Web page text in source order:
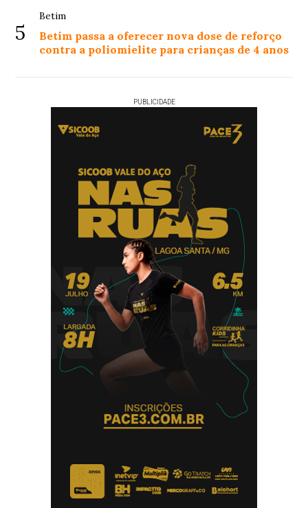
5
Betim
Betim passa a oferecer nova dose de reforço
contra a poliomielite para crianças de 4 anos
PUBLICIDADE